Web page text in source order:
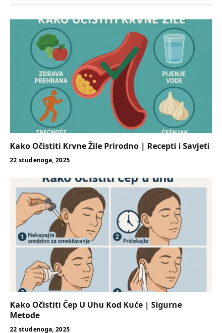
Kako Očistiti Krvne Žile Prirodno | Recepti i Savjeti
22 studenoga, 2025
Kako Očistiti Čep U Uhu Kod Kuće | Sigurne
Metode
22 studenoga, 2025